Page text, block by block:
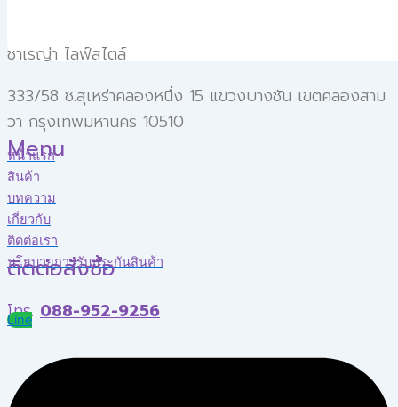
ชาเรญ่า ไลฟ์สไตล์
333/58 ซ.สุเหร่าคลองหนึ่ง 15 แขวงบางชัน เขตคลองสาม
วา กรุงเทพมหานคร 10510
Menu
หน้าแรก
สินค้า
บทความ
เกี่ยวกับ
ติดต่อเรา
นโยบายการรับประกันสินค้า
ติดต่อสั่งซื้อ
โทร. 088-952-9256
Line